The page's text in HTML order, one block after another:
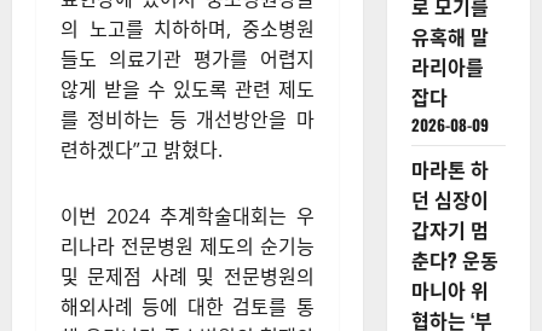
의 노고를 치하하며, 중소병원
들도 의료기관 평가를 어렵지
않게 받을 수 있도록 관련 제도
를 정비하는 등 개선방안을 마
련하겠다”고 밝혔다.
이번 2024 추계학술대회는 우
리나라 전문병원 제도의 순기능
및 문제점 사례 및 전문병원의
해외사례 등에 대한 검토를 통
로 모기를
유혹해 말
라리아를
잡다
2026-08-09
마라톤 하
던 심장이
갑자기 멈
춘다? 운동
마니아 위
협하는 ‘부